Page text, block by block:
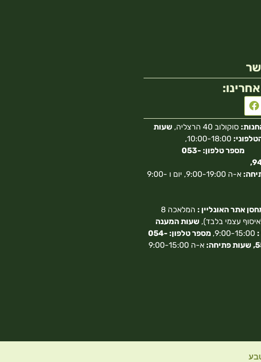
סוקולוב 40 הרצליה,
שעות
10:00-18:00,
מספר טלפון: 053-
א-ה 9:00-19:00, יום ו 9:00-
אתר האונליין :
המלאכה 8
עצמי בלבד),שעות המענה
:
9:00-15:00,
מספר טלפון: 054-
שעות פתיחה: א-ה 9:00-15:00